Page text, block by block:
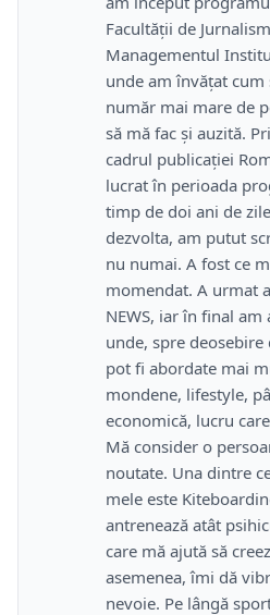
Facultății de
Managementul
unde am învățat cum
număr mai mare de
să mă fac și auzită.
cadrul publicației
lucrat în perioada
timp de doi ani de
dezvolta, am putut
nu numai. A fost ce
momendat. A urmat
NEWS, iar în final
unde, spre
pot fi abordate mai
mondene, lifestyle,
economică, lucru
Mă consider o
noutate. Una dintre
mele este
antrenează atât
care mă ajută să
asemenea, îmi dă
nevoie. Pe lângă